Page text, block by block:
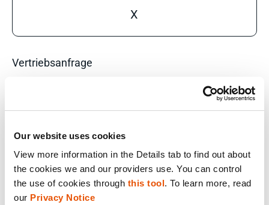
Our website uses cookies
View more information in the Details tab to find out about
the cookies we and our providers use. You can control
the use of cookies through this tool. To learn more, read
our Privacy Notice
X
Vertriebsanfrage
Schulungsanfrage
Für E-Mails anmelden
LÖSUNGEN NACH ROLLE
Analyst
Unternehmenslösungen für IT-Leiter